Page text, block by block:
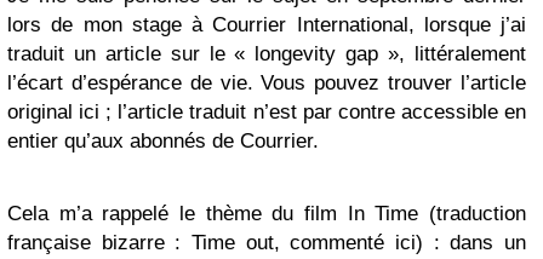
lors de mon stage à Courrier International, lorsque j’ai
traduit un article sur le « longevity gap », littéralement
l’écart d’espérance de vie. Vous pouvez trouver l’article
original ici ; l’article traduit n’est par contre accessible en
entier qu’aux abonnés de Courrier.
Cela m’a rappelé le thème du film In Time (traduction
française bizarre : Time out, commenté ici) : dans un